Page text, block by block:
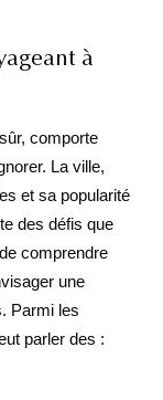
à
comporte
La ville,
et sa popularité
des défis que
comprendre
une
Parmi les
parler des :